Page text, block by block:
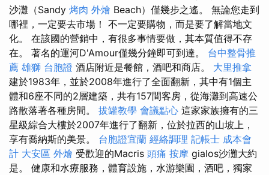
沙灘（Sandy 烤肉 外燴 Beach）僅幾步之遙。 無論您走到
哪裡，一定要去市場！ 不一定要購物，而是要了解當地文
化。 在該國的營銷中，有很多事情要做，其本質值得不存
在。 著名的運河D'Amour僅幾分鐘即可到達。 台中整骨推
薦 雄獅 台胞證 酒店附近是餐館，酒吧和商店。 大里推拿
建於1983年，並於2008年進行了全面翻新，其中有1個主
體和6座不同的2層建築，共有157間客房，從海灘到高速公
路散落著各種房間。 拔罐教學 會議點心 這家家族擁有的三
星級綜合大樓於2007年進行了翻新，位於拉西的山坡上，
享有喬納斯的美景。 台胞證宜蘭 經絡調理 記帳士 成本會
計 大安區 外燴 受歡迎的Macris 頭痛 按摩 gialos沙灘大約
是。 健康和水療服務，體育設施，水游樂園，酒吧，獨家